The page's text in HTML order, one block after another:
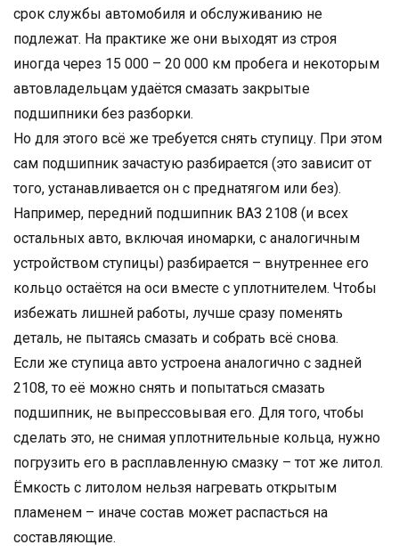
срок службы автомобиля и обслуживанию не
подлежат. На практике же они выходят из строя
иногда через 15 000 – 20 000 км пробега и некоторым
автовладельцам удаётся смазать закрытые
подшипники без разборки.
Но для этого всё же требуется снять ступицу. При этом
сам подшипник зачастую разбирается (это зависит от
того, устанавливается он с преднатягом или без).
Например, передний подшипник ВАЗ 2108 (и всех
остальных авто, включая иномарки, с аналогичным
устройством ступицы) разбирается – внутреннее его
кольцо остаётся на оси вместе с уплотнителем. Чтобы
избежать лишней работы, лучше сразу поменять
деталь, не пытаясь смазать и собрать всё снова.
Если же ступица авто устроена аналогично с задней
2108, то её можно снять и попытаться смазать
подшипник, не выпрессовывая его. Для того, чтобы
сделать это, не снимая уплотнительные кольца, нужно
погрузить его в расплавленную смазку – тот же литол.
Ёмкость с литолом нельзя нагревать открытым
пламенем – иначе состав может распасться на
составляющие.